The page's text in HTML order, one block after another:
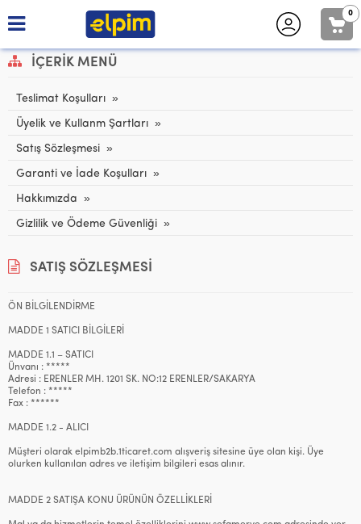
0
İÇERIK MENÜ
Teslimat Koşulları
Üyelik ve Kullanm Şartları
Satış Sözleşmesi
Garanti ve İade Koşulları
Hakkımızda
Gizlilik ve Ödeme Güvenliği
SATIŞ SÖZLEŞMESI
ÖN BİLGİLENDİRME
MADDE 1 SATICI BİLGİLERİ
MADDE 1.1 – SATICI
Ünvanı : *****
Adresi : ERENLER MH. 1201 SK. NO:12 ERENLER/SAKARYA
Telefon : *****
Fax : ******
MADDE 1.2 - ALICI
Müşteri olarak elpimb2b.1ticaret.com alışveriş sitesine üye olan kişi. Üye
olurken kullanılan adres ve iletişim bilgileri esas alınır.
MADDE 2 SATIŞA KONU ÜRÜNÜN ÖZELLİKLERİ